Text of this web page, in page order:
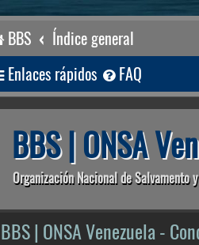
BBS Índice general
Enlaces rápidos FAQ
BBS | ONSA
Organización Nacional de Salvamento
BBS | ONSA Venezuela -